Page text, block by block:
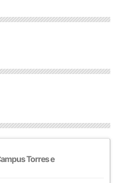
Torres e